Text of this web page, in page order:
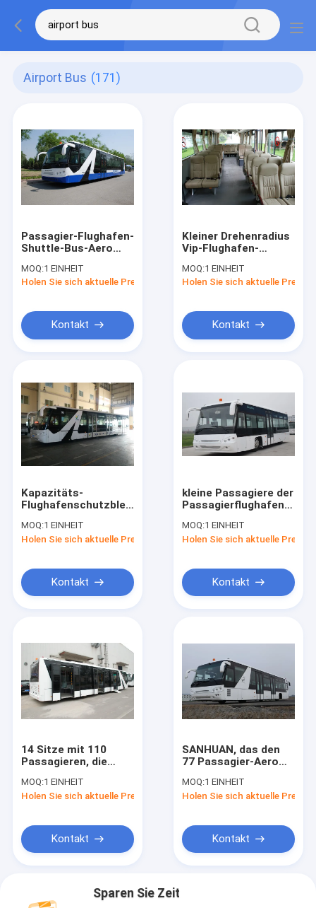
Airport Bus (171)
Passagier-Flughafen-
Shuttle-Bus-Aero
Kapazitäts-51 mit
IATA-Standard
MOQ:1 EINHEIT
Holen Sie sich aktuelle Preis
Kontakt
Kleiner Drehenradius
Vip-Flughafen-
Flughafentransfer-
Zug 10*2.7m*3m
MOQ:1 EINHEIT
Holen Sie sich aktuelle Preis
Kontakt
Kapazitäts-
Flughafenschutzblechbus
des
Aluminiumkörpers
MOQ:1 EINHEIT
Holen Sie sich aktuelle Preis
Kontakt
kleine Passagiere der
die Bereich stehen
MOQ:1 EINHEIT
Holen Sie sich aktuelle Preis
Kontakt
14 Sitze mit 110
Passagieren, die
Flughafenschutzblechbus
stehen
MOQ:1 EINHEIT
Holen Sie sich aktuelle Preis
Kontakt
SANHUAN, das den
77 Passagier-Aero
pneumatischer
Suspendierung
MOQ:1 EINHEIT
Holen Sie sich aktuelle Preis
Kontakt
Sparen Sie Zeit